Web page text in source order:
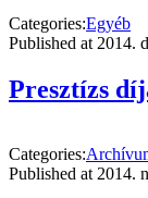
Categories:Egyéb
Published at 2014.
Presztízs
Categories:
Published at 2014.